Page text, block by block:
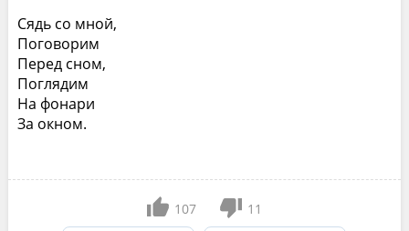
Сядь со мной,
Поговорим
Перед сном,
Поглядим
На фонари
За окном.
107
11